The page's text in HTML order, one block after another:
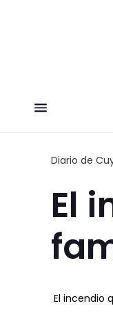
Diario de
El
El incendio